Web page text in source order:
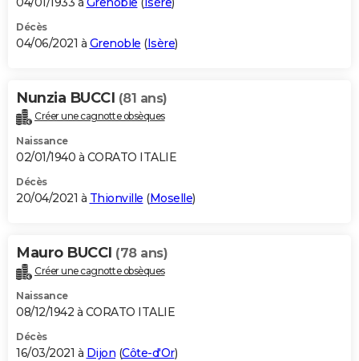
Décès
04/06/2021 à Grenoble (Isère)
Nunzia BUCCI (81 ans)
Créer une cagnotte obsèques
Naissance
02/01/1940 à CORATO ITALIE
Décès
20/04/2021 à Thionville (Moselle)
Mauro BUCCI (78 ans)
Créer une cagnotte obsèques
Naissance
08/12/1942 à CORATO ITALIE
Décès
16/03/2021 à Dijon (Côte-d'Or)